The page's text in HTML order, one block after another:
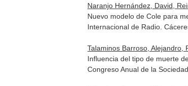
Naranjo Hernández, David,
Nuevo modelo de Cole para
Internacional de Radio.
Talaminos Barroso, Alejandro,
Influencia del tipo de muerte
Congreso Anual de la